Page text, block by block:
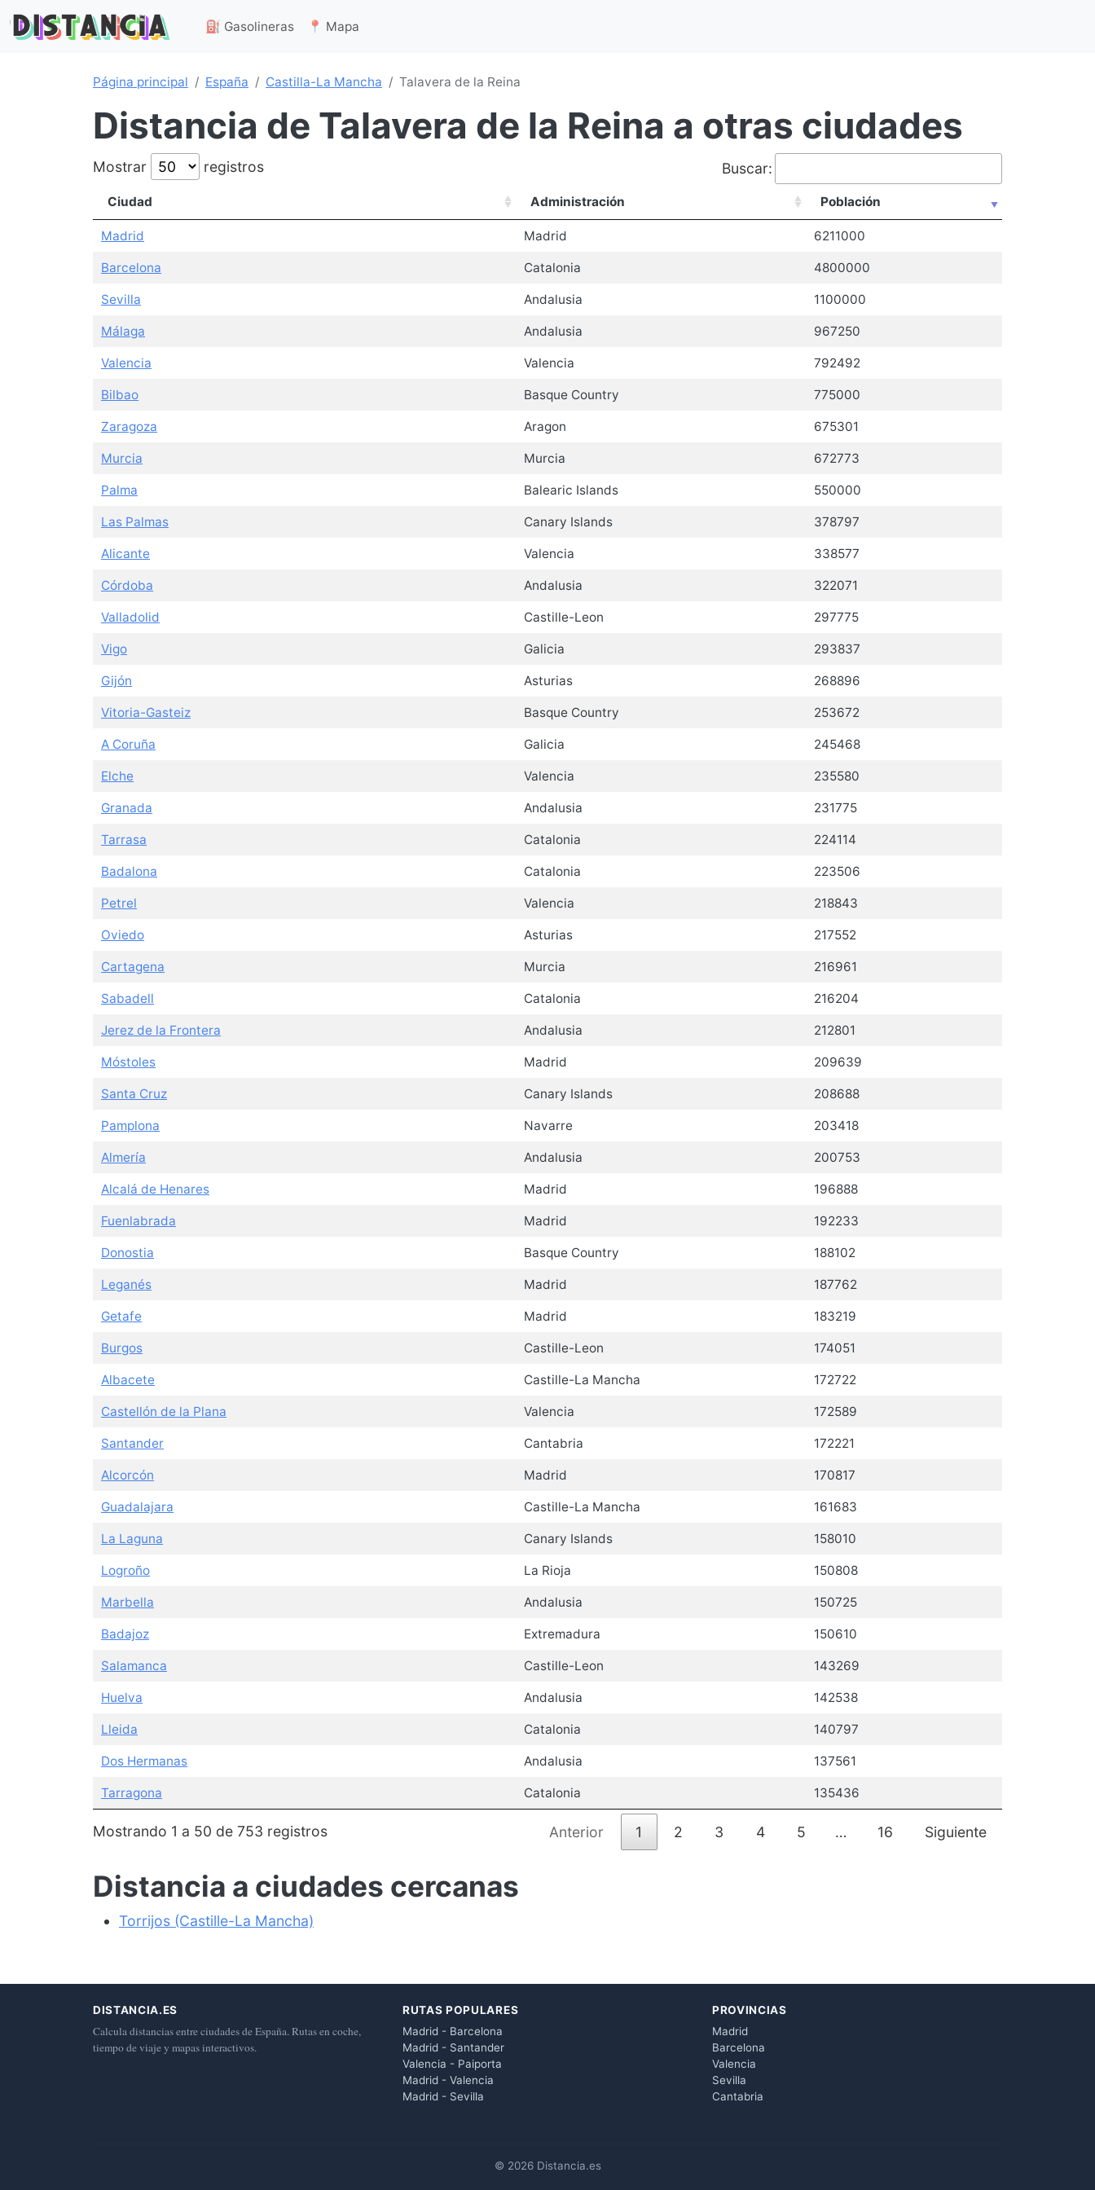
⛽ Gasolineras 📍 Mapa
Página principal España Castilla-La Mancha Talavera de la Reina
Distancia de Talavera de la Reina a otras ciudades
Mostrar registros Buscar:
Ciudad Administración Población
Madrid Madrid 6211000
Barcelona Catalonia 4800000
Sevilla Andalusia 1100000
Málaga Andalusia 967250
Valencia Valencia 792492
Bilbao Basque Country 775000
Zaragoza Aragon 675301
Murcia Murcia 672773
Palma Balearic Islands 550000
Las Palmas Canary Islands 378797
Alicante Valencia 338577
Córdoba Andalusia 322071
Valladolid Castille-Leon 297775
Vigo Galicia 293837
Gijón Asturias 268896
Vitoria-Gasteiz Basque Country 253672
A Coruña Galicia 245468
Elche Valencia 235580
Granada Andalusia 231775
Tarrasa Catalonia 224114
Badalona Catalonia 223506
Petrel Valencia 218843
Oviedo Asturias 217552
Cartagena Murcia 216961
Sabadell Catalonia 216204
Jerez de la Frontera Andalusia 212801
Móstoles Madrid 209639
Santa Cruz Canary Islands 208688
Pamplona Navarre 203418
Almería Andalusia 200753
Alcalá de Henares Madrid 196888
Fuenlabrada Madrid 192233
Donostia Basque Country 188102
Leganés Madrid 187762
Getafe Madrid 183219
Burgos Castille-Leon 174051
Albacete Castille-La Mancha 172722
Castellón de la Plana Valencia 172589
Santander Cantabria 172221
Alcorcón Madrid 170817
Guadalajara Castille-La Mancha 161683
La Laguna Canary Islands 158010
Logroño La Rioja 150808
Marbella Andalusia 150725
Badajoz Extremadura 150610
Salamanca Castille-Leon 143269
Huelva Andalusia 142538
Lleida Catalonia 140797
Dos Hermanas Andalusia 137561
Tarragona Catalonia 135436
Mostrando 1 a 50 de 753 registros Anterior 1 2 3 4 5 … 16 Siguiente
Distancia a ciudades cercanas
Torrijos (Castille-La Mancha)
DISTANCIA.ES
Calcula distancias entre ciudades de España. Rutas en coche,
tiempo de viaje y mapas interactivos.
RUTAS POPULARES
Madrid - Barcelona
Madrid - Santander
Valencia - Paiporta
Madrid - Valencia
Madrid - Sevilla
PROVINCIAS
Madrid
Barcelona
Valencia
Sevilla
Cantabria
© 2026 Distancia.es